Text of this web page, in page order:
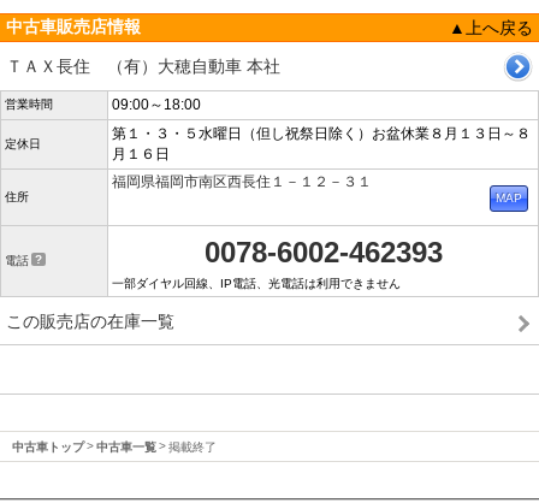
中古車販売店情報
▲上へ戻る
ＴＡＸ長住 （有）大穂自動車 本社
営業時間 09:00～18:00
定休日
第１・３・５水曜日（但し祝祭日除く）お盆休業８月１３日～８
月１６日
住所
福岡県福岡市南区西長住１－１２－３１
電話 0078-6002-462393
一部ダイヤル回線、IP電話、光電話は利用できません
この販売店の在庫一覧
中古車トップ 中古車一覧 掲載終了